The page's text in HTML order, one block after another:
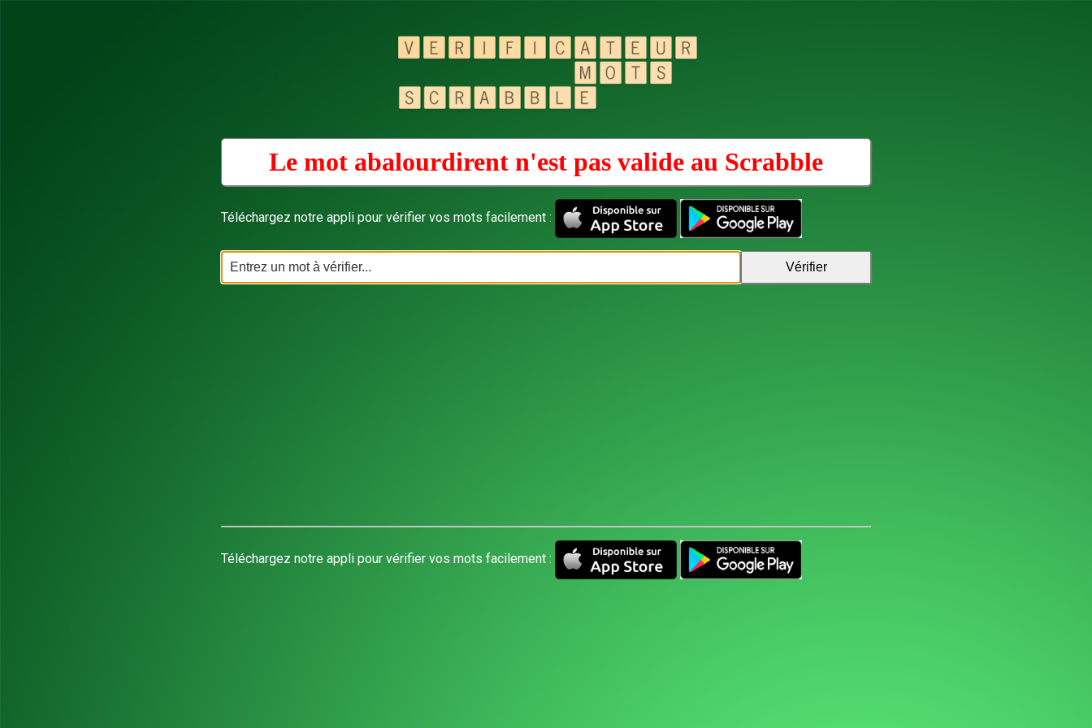
Le mot abalourdirent n'est pas valide au Scrabble
Téléchargez notre appli pour vérifier vos mots facilement :
Téléchargez notre appli pour vérifier vos mots facilement :